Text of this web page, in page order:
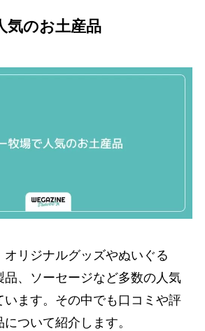
気のお土産品
オリジナルグッズやぬいぐる
品、ソーセージなど多数の人気
います。その中でも口コミや評
ついて紹介します。